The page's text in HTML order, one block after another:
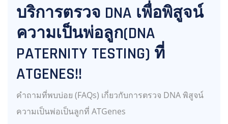
บริการตรวจ DNA เพื่อพิสูจน์
ความเป็นพ่อลูก(DNA
PATERNITY TESTING) ที่
ATGENES!!
คำถามที่พบบ่อย (FAQs) เกี่ยวกับการตรวจ DNA พิสูจน์
ความเป็นพ่อเป็นลูกที่ ATGenes